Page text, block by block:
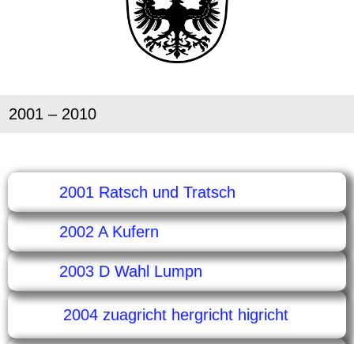
2001 – 2010
2001 Ratsch und Tratsch
2002 A Kufern
2003 D Wahl Lumpn
2004 zuagricht hergricht higricht